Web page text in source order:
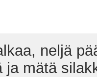
neljä
ja mätä